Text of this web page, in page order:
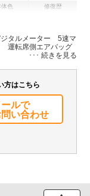
体色 修復歴
ッグ 電動格納ミラー
タルメーター 5速マ
運転席側エアバッグ
方はこちら
ールで
問い合わせ